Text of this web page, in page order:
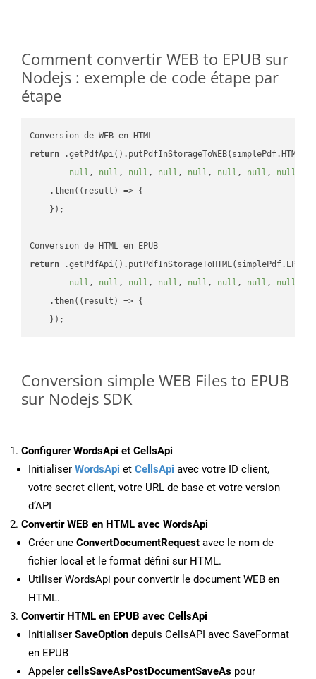
Comment convertir WEB to EPUB sur
Nodejs : exemple de code étape par
étape
return
null , null , null , null , null , null , null , null
    .
then( (result) => {
    });
return
null , null , null , null , null , null , null , null
    .
then( (result) => {
Conversion simple WEB Files to EPUB
sur Nodejs SDK
Configurer WordsApi et CellsApi
Initialiser WordsApi et CellsApi avec votre ID client,
votre secret client, votre URL de base et votre version
d’API
Convertir WEB en HTML avec WordsApi
Créer une ConvertDocumentRequest avec le nom de
fichier local et le format défini sur HTML.
Utiliser WordsApi pour convertir le document WEB en
HTML.
Convertir HTML en EPUB avec CellsApi
Initialiser SaveOption depuis CellsAPI avec SaveFormat
en EPUB
Appeler cellsSaveAsPostDocumentSaveAs pour